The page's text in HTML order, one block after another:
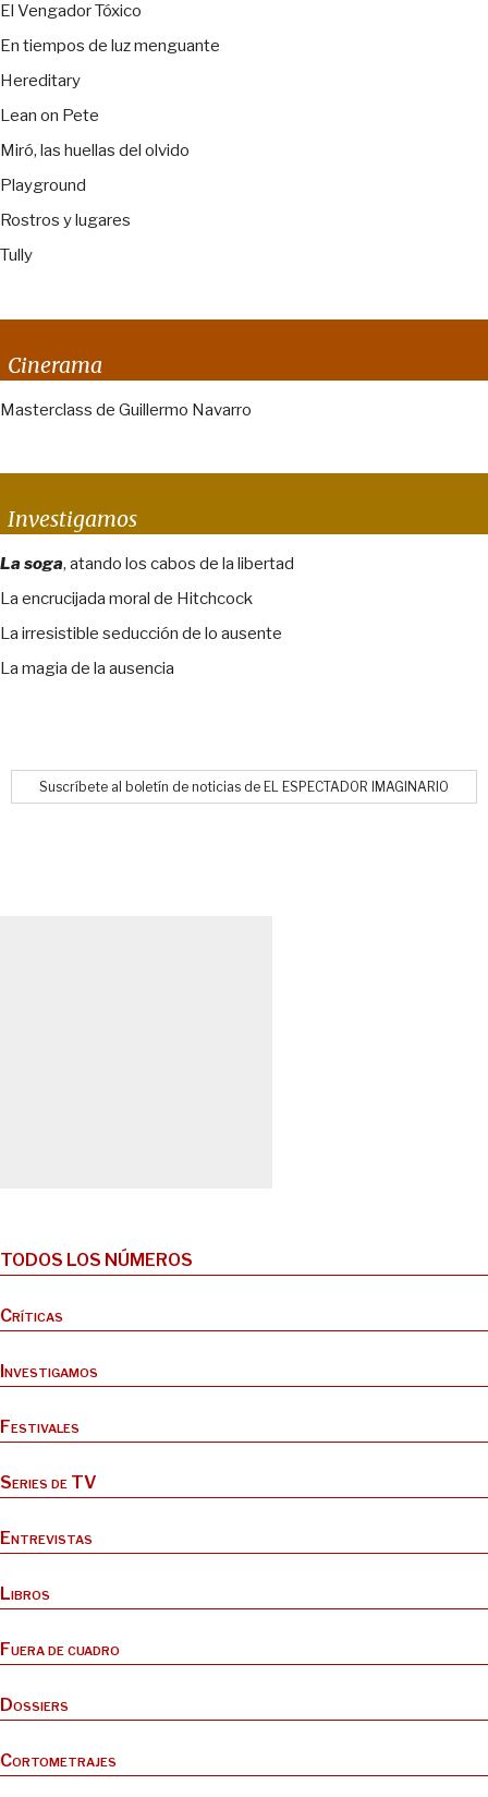
El Vengador Tóxico
En tiempos de luz menguante
Hereditary
Lean on Pete
Miró, las huellas del olvido
Playground
Rostros y lugares
Tully
Cinerama
Masterclass de Guillermo Navarro
Investigamos
La soga, atando los cabos de la libertad
La encrucijada moral de Hitchcock
La irresistible seducción de lo ausente
La magia de la ausencia
Suscríbete al boletín de noticias de EL ESPECTADOR IMAGINARIO
TODOS LOS NÚMEROS
Críticas
Investigamos
Festivales
Series de TV
Entrevistas
Libros
Fuera de cuadro
Dossiers
Cortometrajes